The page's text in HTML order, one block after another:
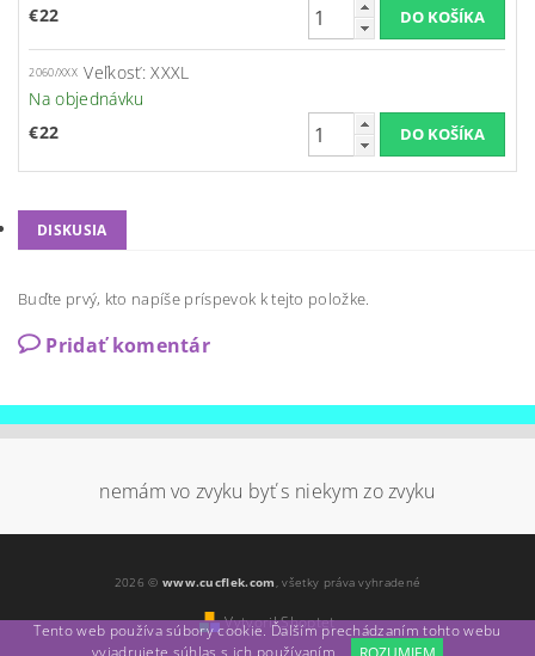
€22
2060/XXX Veľkosť: XXXL
Na objednávku
€22
DISKUSIA
Buďte prvý, kto napíše príspevok k tejto položke.
Pridať komentár
nemám vo zvyku byť s niekym zo zvyku
2026 © www.cucflek.com, všetky práva vyhradené
Vytvoril Shoptet
Tento web používa súbory cookie. Ďalším prechádzaním tohto webu